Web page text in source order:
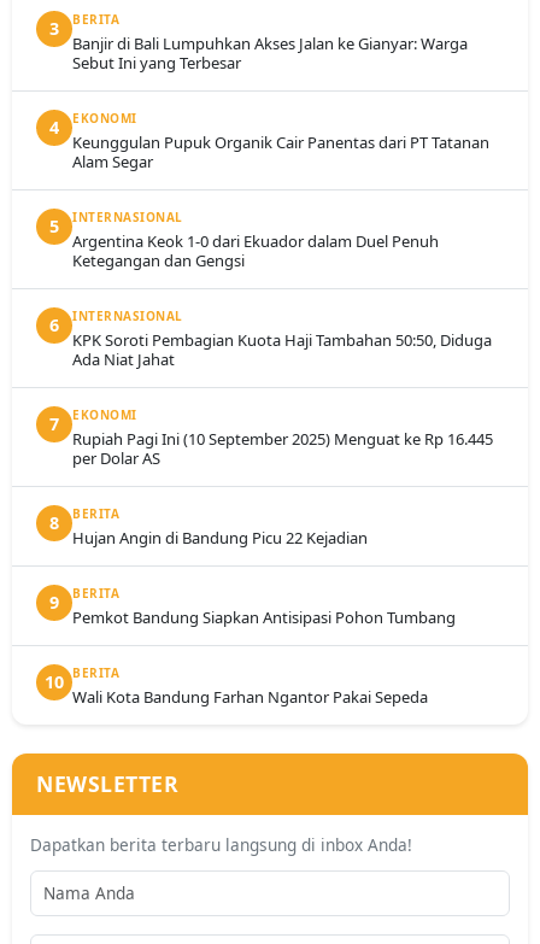
3 BERITA
Banjir di Bali Lumpuhkan Akses Jalan ke Gianyar: Warga
Sebut Ini yang Terbesar
4 EKONOMI
Keunggulan Pupuk Organik Cair Panentas dari PT Tatanan
Alam Segar
5 INTERNASIONAL
Argentina Keok 1-0 dari Ekuador dalam Duel Penuh
Ketegangan dan Gengsi
6 INTERNASIONAL
KPK Soroti Pembagian Kuota Haji Tambahan 50:50, Diduga
Ada Niat Jahat
7 EKONOMI
Rupiah Pagi Ini (10 September 2025) Menguat ke Rp 16.445
per Dolar AS
8 BERITA
Hujan Angin di Bandung Picu 22 Kejadian
9 BERITA
Pemkot Bandung Siapkan Antisipasi Pohon Tumbang
10 BERITA
Wali Kota Bandung Farhan Ngantor Pakai Sepeda
NEWSLETTER
Dapatkan berita terbaru langsung di inbox Anda!